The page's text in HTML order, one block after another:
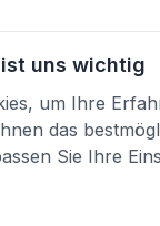
uns wichtig
um Ihre
das
Sie Ihre